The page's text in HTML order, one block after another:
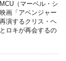
（マーベル・シ
画「アベンジャー
演するクリス・ヘ
ロキが再会するの